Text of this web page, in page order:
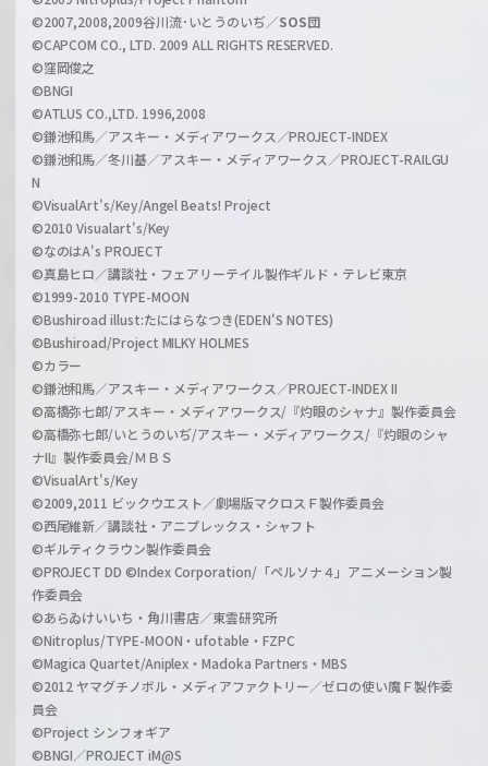
l
©2007,2008,2009谷川流･いとうのいぢ／SOS団
©CAPCOM CO., LTD. 2009 ALL RIGHTS RESERVED.
©窪岡俊之
©BNGI
©ATLUS CO.,LTD. 1996,2008
©鎌池和馬／アスキー・メディアワークス／PROJECT-INDEX
©鎌池和馬／冬川基／アスキー・メディアワークス／PROJECT-RAILGU
N
©VisualArt's/Key/Angel Beats! Project
©2010 Visualart's/Key
©なのはA's PROJECT
©真島ヒロ／講談社・フェアリーテイル製作ギルド・テレビ東京
©1999-2010 TYPE-MOON
©Bushiroad illust:たにはらなつき(EDEN'S NOTES)
©Bushiroad/Project MILKY HOLMES
©カラー
©鎌池和馬／アスキー・メディアワークス／PROJECT-INDEX II
©高橋弥七郎/アスキー・メディアワークス/『灼眼のシャナ』製作委員会
©高橋弥七郎/いとうのいぢ/アスキー・メディアワークス/『灼眼のシャ
ナII』製作委員会/ＭＢＳ
©VisualArt's/Key
©2009,2011 ビックウエスト／劇場版マクロスＦ製作委員会
©西尾維新／講談社・アニプレックス・シャフト
©ギルティクラウン製作委員会
©PROJECT DD ©Index Corporation/「ペルソナ４」アニメーション製
作委員会
©あらゐけいいち・角川書店／東雲研究所
©Nitroplus/TYPE-MOON・ufotable・FZPC
©Magica Quartet/Aniplex・Madoka Partners・MBS
©2012 ヤマグチノボル・メディアファクトリー／ゼロの使い魔Ｆ製作委
員会
©Project シンフォギア
©BNGI／PROJECT iM@S